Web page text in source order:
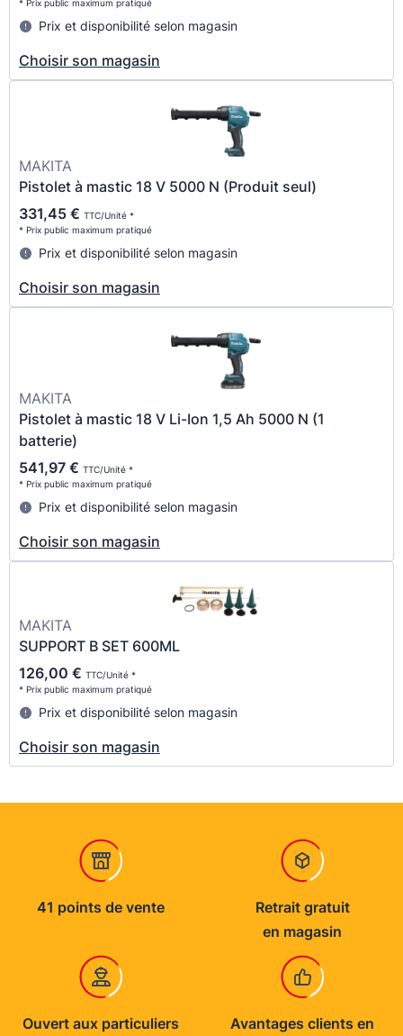
* Prix public maximum pratiqué
Prix et disponibilité selon magasin
Choisir son magasin
MAKITA
Pistolet à mastic 18 V 5000 N (Produit seul)
331,45 € TTC/Unité *
* Prix public maximum pratiqué
Prix et disponibilité selon magasin
Choisir son magasin
MAKITA
Pistolet à mastic 18 V Li-Ion 1,5 Ah 5000 N (1
batterie)
541,97 € TTC/Unité *
* Prix public maximum pratiqué
Prix et disponibilité selon magasin
Choisir son magasin
MAKITA
SUPPORT B SET 600ML
126,00 € TTC/Unité *
* Prix public maximum pratiqué
Prix et disponibilité selon magasin
Choisir son magasin
41 points de vente
Retrait gratuit
en magasin
Ouvert aux particuliers
Avantages clients en